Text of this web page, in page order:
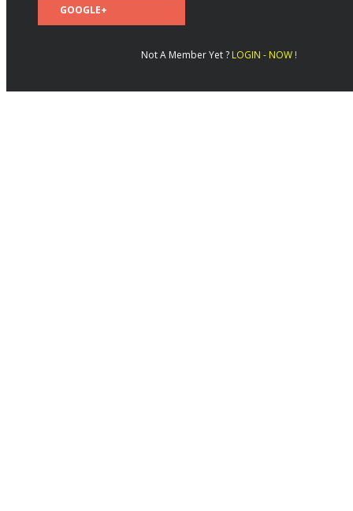
GOOGLE+
Not A Member Yet ? LOGIN - NOW !